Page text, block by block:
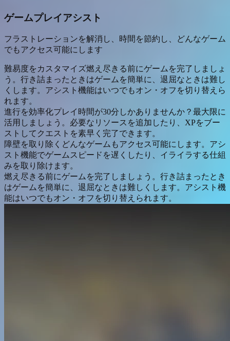
ゲームプレイアシスト
フラストレーションを解消し、時間を節約し、どんなゲーム
でもアクセス可能にします
難易度をカスタマイズ燃え尽きる前にゲームを完了しましょ
う。行き詰まったときはゲームを簡単に、退屈なときは難し
くします。アシスト機能はいつでもオン・オフを切り替えら
れます。
進行を効率化プレイ時間が30分しかありませんか？最大限に
活用しましょう。必要なリソースを追加したり、XPをブー
ストしてクエストを素早く完了できます。
障壁を取り除く どんなゲームもアクセス可能にします。アシ
スト機能でゲームスピードを遅くしたり、イライラする仕組
みを取り除けます。
燃え尽きる前にゲームを完了しましょう。行き詰まったとき
はゲームを簡単に、退屈なときは難しくします。アシスト機
能はいつでもオン・オフを切り替えられます。